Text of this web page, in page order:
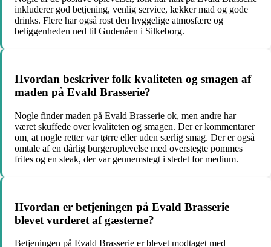
inkluderer god betjening, venlig service, lækker mad og gode
drinks. Flere har også rost den hyggelige atmosfære og
beliggenheden ned til Gudenåen i Silkeborg.
Hvordan beskriver folk kvaliteten og smagen af
maden på Evald Brasserie?
Nogle finder maden på Evald Brasserie ok, men andre har
været skuffede over kvaliteten og smagen. Der er kommentarer
om, at nogle retter var tørre eller uden særlig smag. Der er også
omtale af en dårlig burgeroplevelse med overstegte pommes
frites og en steak, der var gennemstegt i stedet for medium.
Hvordan er betjeningen på Evald Brasserie
blevet vurderet af gæsterne?
Betjeningen på Evald Brasserie er blevet modtaget med